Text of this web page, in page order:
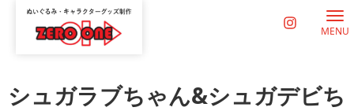
MENU
シュガラブちゃん&シュガデビち